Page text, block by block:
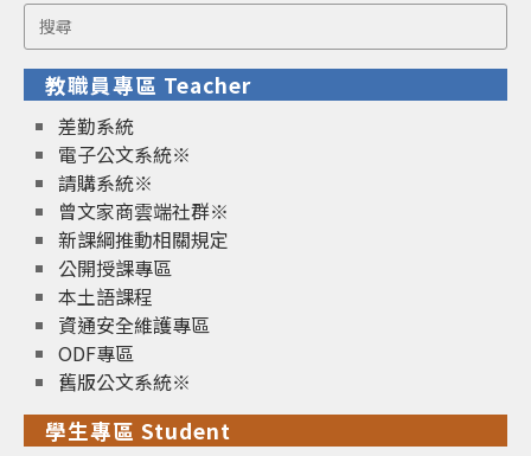
Search
for:
教職員專區 Teacher
差勤系統
電子公文系統※
請購系統※
曾文家商雲端社群※
新課綱推動相關規定
公開授課專區
本土語課程
資通安全維護專區
ODF專區
舊版公文系統※
學生專區 Student